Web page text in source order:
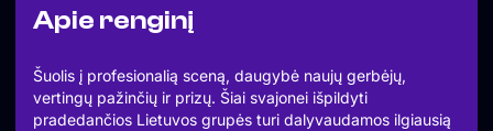
Apie renginį
Šuolis į profesionalią sceną, daugybė naujų gerbėjų,
vertingų pažinčių ir prizų. Šiai svajonei išpildyti
pradedančios Lietuvos grupės turi dalyvaudamos ilgiausią